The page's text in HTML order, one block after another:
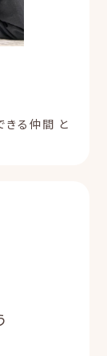
きる仲間 と